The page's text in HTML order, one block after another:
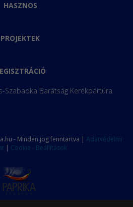
HASZNOS
PROJEKTEK
Szabadka Barátság Kerékpártúra
- Minden jog fenntartva | Adatvédelmi
| Cookie - Beállítások